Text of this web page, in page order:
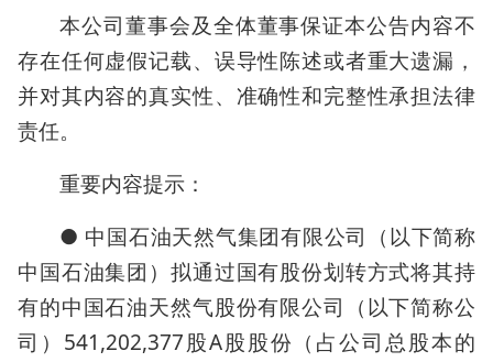
本公司董事会及全体董事保证本公告内容不
存在任何虚假记载、误导性陈述或者重大遗漏，
并对其内容的真实性、准确性和完整性承担法律
责任。
重要内容提示：
● 中国石油天然气集团有限公司（以下简称
中国石油集团）拟通过国有股份划转方式将其持
有的中国石油天然气股份有限公司（以下简称公
司）541,202,377股A股股份（占公司总股本的